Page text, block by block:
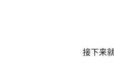
接下来就